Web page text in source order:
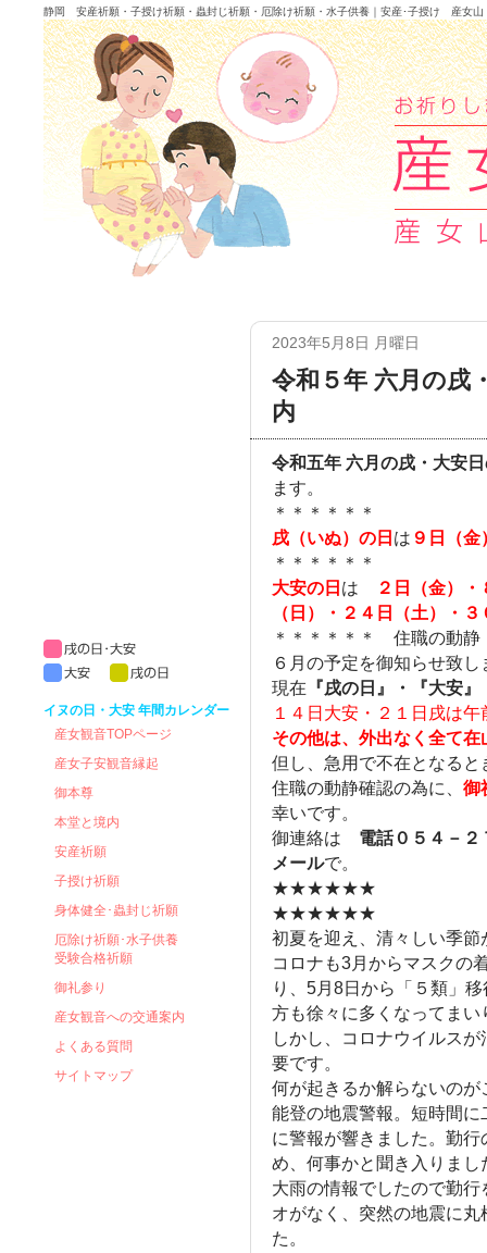
静岡 安産祈願・子授け祈願・蟲封じ祈願・厄除け祈願・水子供養｜安産･子授け 産女
2023年5月8日 月曜日
令和５年 六月の戌
内
令和五年 六月の戌・大安
ます。
＊＊＊＊＊＊
戌（いぬ）の日 は ９日（
＊＊＊＊＊＊
大安の日 は
２日（金）
（日）・２４日（土）・
＊＊＊＊＊＊ 住職の動
６月の予定を御知らせ致し
現在 『戌の日』・『大安
１４日大安・２１日戌は
その他は、外出なく全て在
但し、急用で不在となると
住職の動静確認の為に、 御
幸いです。
御連絡は 電話０５４－
メールで。
★★★★★★
★★★★★★
初夏を迎え、清々しい季節
コロナも3月からマスクの
り、5月8日から「５類」
方も徐々に多くなってまい
しかし、コロナウイルス
要です。
何が起きるか解らないのが
能登の地震警報。短時間
に警報が響きました。勤
め、何事かと聞き入りまし
大雨の情報でしたので勤
オがなく、突然の地震に
た。
イヌの日・大安 年間カレンダー
産女観音TOPページ
産女子安観音縁起
御本尊
本堂と境内
安産祈願
子授け祈願
身体健全･蟲封じ祈願
厄除け祈願･水子供養
受験合格祈願
御礼参り
産女観音への交通案内
よくある質問
サイトマップ